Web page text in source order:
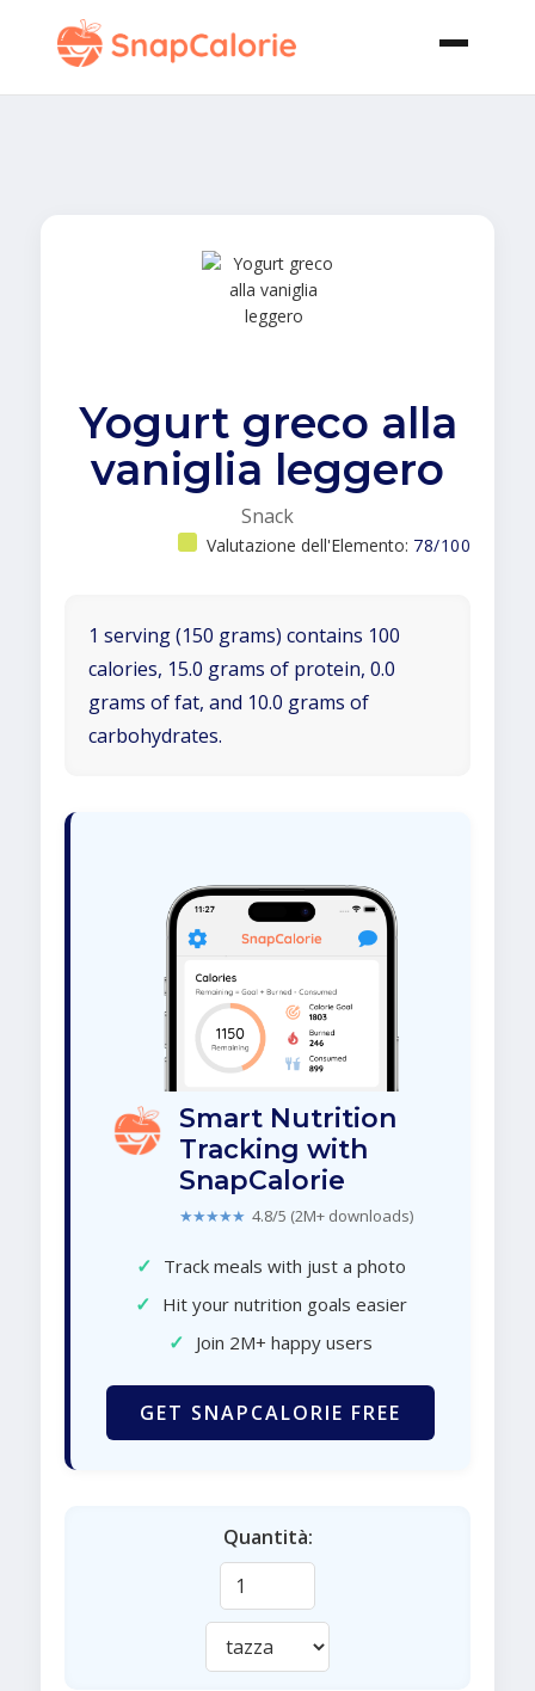
Yogurt greco alla
vaniglia leggero
Snack
Valutazione dell'Elemento: 78/100
1 serving (150 grams) contains 100
calories, 15.0 grams of protein, 0.0
grams of fat, and 10.0 grams of
carbohydrates.
Smart Nutrition
Tracking with
SnapCalorie
★★★★★ 4.8/5 (2M+ downloads)
✓ Track meals with just a photo
✓ Hit your nutrition goals easier
✓ Join 2M+ happy users
GET SNAPCALORIE FREE
Quantità: